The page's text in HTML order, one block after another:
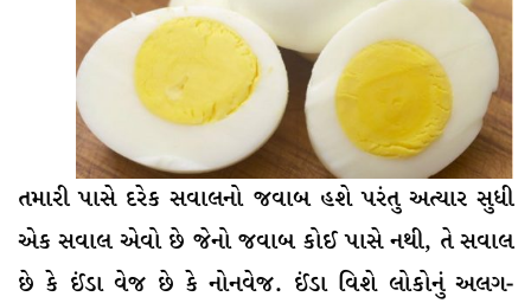
તમારી પાસે દરેક સવાલનો જવાબ હશે પરંતુ અત્યાર સુધી
એક સવાલ એવો છે જેનો જવાબ કોઈ પાસે નથી, તે સવાલ
છે કે ઈંડા વેજ છે કે નોનવેજ. ઈંડા વિશે લોકોનું અલગ-